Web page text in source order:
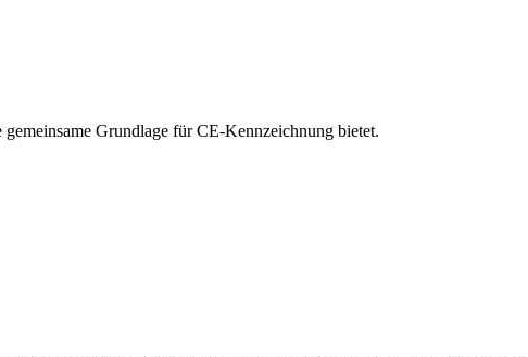
Grundlage für CE-Kennzeichnung bietet.